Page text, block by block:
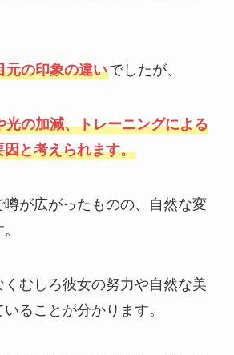
元の印象の違いでしたが、
光の加減、トレーニングによる
と考えられます。
噂が広がったものの、自然な変
むしろ彼女の努力や自然な美
ることが分かります。